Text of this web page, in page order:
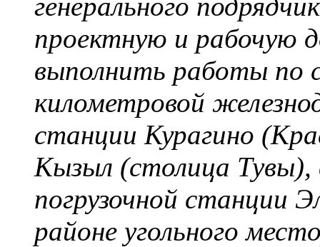
проектную и рабочую
выполнить работы по
километровой
станции Курагино
Кызыл (столица Тувы),
погрузочной станции
районе угольного